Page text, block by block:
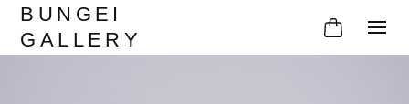
BUNGEI
GALLERY